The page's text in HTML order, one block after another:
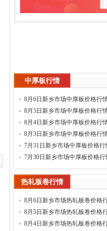
中厚板行情
8月6日新乡市场中厚板价格行
8月5日新乡市场中厚板价格行
8月4日新乡市场中厚板价格行
8月3日新乡市场中厚板价格行
7月31日新乡市场中厚板价格行
7月30日新乡市场中厚板价格行
热轧板卷行情
8月6日新乡市场热轧板卷价格
8月5日新乡市场热轧板卷价格
8月4日新乡市场热轧板卷价格